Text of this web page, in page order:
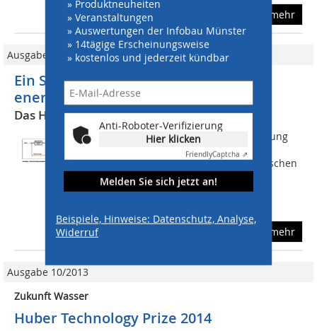
» Produktneuheiten
» Veranstaltungen
» Auswertungen der Infobau Münster
» 14tägige Erscheinungsweise
» kostenlos und jederzeit kündbar
Anti-Roboter-Verifizierung
Hier klicken
FriendlyCaptcha ⇗
Melden Sie sich jetzt an!
Beispiele, Hinweise: Datenschutz, Analyse,
Widerruf
mehr
Ausgabe 02/2018
Ein Schritt näher in Richtung
energieautarke Kläranlage
Das Huber CarbonWin - Verfahren
Bei der ordnungsgemäßen Stabilisierung
und Entsorgung von Klärschlamm [1]
unterscheidet man grundsätzlich zwischen
der gemeinsamen aeroben
Schlammstabilisierung, bei der die
mehr
Ausgabe 10/2013
Zukunft Wasser
Huber Technology Prize 2014